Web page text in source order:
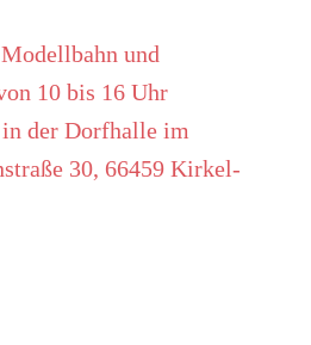
und
10 bis 16 Uhr
im
30, 66459 Kirkel-